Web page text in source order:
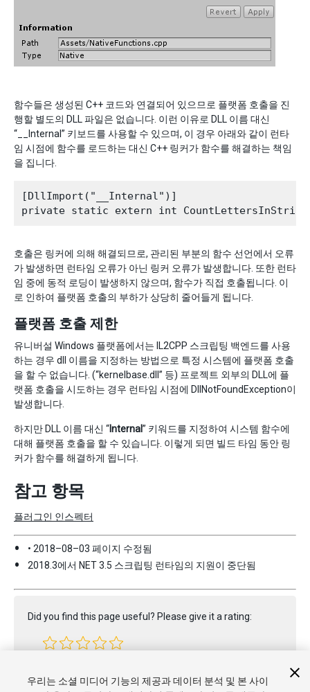
함수들은 생성된 C++ 코드와 연결되어 있으므로 플랫폼 호출을 진
행할 별도의 DLL 파일은 없습니다. 이런 이유로 DLL 이름 대신
“__Internal” 키보드를 사용할 수 있으며, 이 경우 아래와 같이 런타
임 시점에 함수를 로드하는 대신 C++ 링커가 함수를 해결하는 책임
을 집니다.
[DllImport("__Internal")]
호출은 링커에 의해 해결되므로, 관리된 부분의 함수 선언에서 오류
가 발생하면 런타임 오류가 아닌 링커 오류가 발생합니다. 또한 런타
임 중에 동적 로딩이 발생하지 않으며, 함수가 직접 호출됩니다. 이
로 인하여 플랫폼 호출의 부하가 상당히 줄어들게 됩니다.
플랫폼 호출 제한
유니버설 Windows 플랫폼에서는 IL2CPP 스크립팅 백엔드를 사용
하는 경우 dll 이름을 지정하는 방법으로 특정 시스템에 플랫폼 호출
을 할 수 없습니다. (“kernelbase.dll” 등) 프로젝트 외부의 DLL에 플
랫폼 호출을 시도하는 경우 런타임 시점에 DllNotFoundException이
발생합니다.
하지만 DLL 이름 대신 “Internal” 키워드를 지정하여 시스템 함수에
대해 플랫폼 호출을 할 수 있습니다. 이렇게 되면 빌드 타임 동안 링
커가 함수를 해결하게 됩니다.
참고 항목
플러그인 인스펙터
• 2018–08–03 페이지 수정됨
2018.3에서 NET 3.5 스크립팅 런타임의 지원이 중단됨
Did you find this page useful? Please give it a rating:
우리는 소셜 미디어 기능의 제공과 데이터 분석 및 본 사이